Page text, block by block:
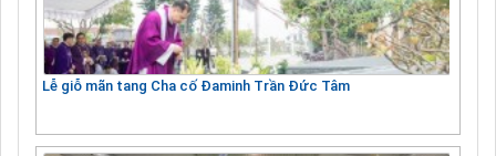
Lễ giỗ mãn tang Cha cố Đaminh Trần Đức Tâm